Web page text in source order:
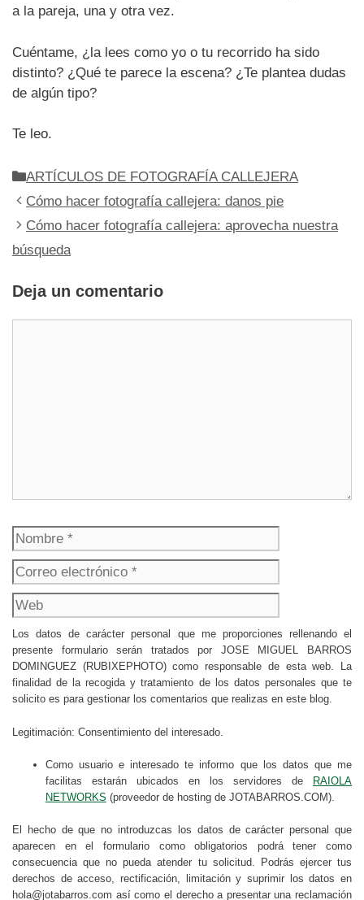
a la pareja, una y otra vez.
Cuéntame, ¿la lees como yo o tu recorrido ha sido
distinto? ¿Qué te parece la escena? ¿Te plantea dudas
de algún tipo?
Te leo.
Categorías
ARTÍCULOS DE FOTOGRAFÍA CALLEJERA
Cómo hacer fotografía callejera: danos pie
Cómo hacer fotografía callejera: aprovecha nuestra
búsqueda
Deja un comentario
Nombre
electrónico
Los datos de carácter personal que me proporciones rellenando el
presente formulario serán tratados por JOSE MIGUEL BARROS
DOMINGUEZ (RUBIXEPHOTO) como responsable de esta web. La
finalidad de la recogida y tratamiento de los datos personales que te
solicito es para gestionar los comentarios que realizas en este blog.
Legitimación: Consentimiento del interesado.
Como usuario e interesado te informo que los datos que me
facilitas estarán ubicados en los servidores de
RAIOLA
NETWORKS (proveedor de hosting de JOTABARROS.COM).
El hecho de que no introduzcas los datos de carácter personal que
aparecen en el formulario como obligatorios podrá tener como
consecuencia que no pueda atender tu solicitud. Podrás ejercer tus
derechos de acceso, rectificación, limitación y suprimir los datos en
hola@jotabarros.com así como el derecho a presentar una reclamación